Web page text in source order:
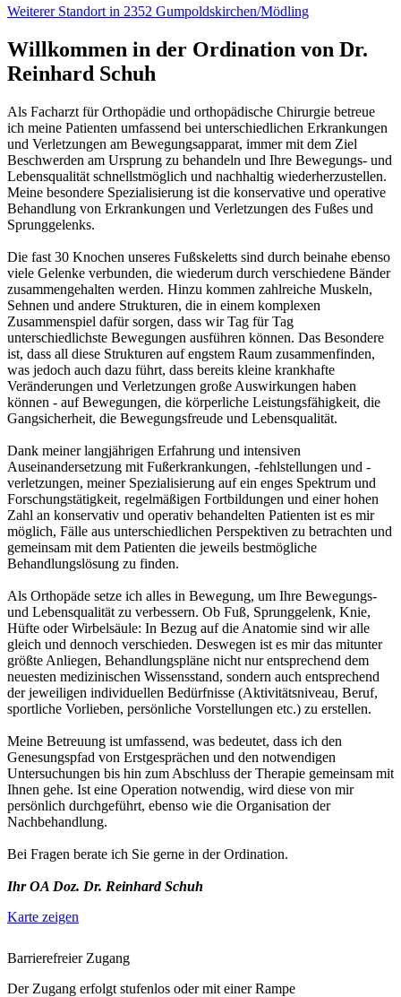
Weiterer Standort in 2352 Gumpoldskirchen/Mödling
Willkommen in der Ordination von Dr.
Reinhard Schuh
Als Facharzt für Orthopädie und orthopädische Chirurgie betreue
ich meine Patienten umfassend bei unterschiedlichen Erkrankungen
und Verletzungen am Bewegungsapparat, immer mit dem Ziel
Beschwerden am Ursprung zu behandeln und Ihre Bewegungs- und
Lebensqualität schnellstmöglich und nachhaltig wiederherzustellen.
Meine besondere Spezialisierung ist die konservative und operative
Behandlung von Erkrankungen und Verletzungen des Fußes und
Sprunggelenks.
Die fast 30 Knochen unseres Fußskeletts sind durch beinahe ebenso
viele Gelenke verbunden, die wiederum durch verschiedene Bänder
zusammengehalten werden. Hinzu kommen zahlreiche Muskeln,
Sehnen und andere Strukturen, die in einem komplexen
Zusammenspiel dafür sorgen, dass wir Tag für Tag
unterschiedlichste Bewegungen ausführen können. Das Besondere
ist, dass all diese Strukturen auf engstem Raum zusammenfinden,
was jedoch auch dazu führt, dass bereits kleine krankhafte
Veränderungen und Verletzungen große Auswirkungen haben
können - auf Bewegungen, die körperliche Leistungsfähigkeit, die
Gangsicherheit, die Bewegungsfreude und Lebensqualität.
Dank meiner langjährigen Erfahrung und intensiven
Auseinandersetzung mit Fußerkrankungen, -fehlstellungen und -
verletzungen, meiner Spezialisierung auf ein enges Spektrum und
Forschungstätigkeit, regelmäßigen Fortbildungen und einer hohen
Zahl an konservativ und operativ behandelten Patienten ist es mir
möglich, Fälle aus unterschiedlichen Perspektiven zu betrachten und
gemeinsam mit dem Patienten die jeweils bestmögliche
Behandlungslösung zu finden.
Als Orthopäde setze ich alles in Bewegung, um Ihre Bewegungs-
und Lebensqualität zu verbessern. Ob Fuß, Sprunggelenk, Knie,
Hüfte oder Wirbelsäule: In Bezug auf die Anatomie sind wir alle
gleich und dennoch verschieden. Deswegen ist es mir das mitunter
größte Anliegen, Behandlungspläne nicht nur entsprechend dem
neuesten medizinischen Wissensstand, sondern auch entsprechend
der jeweiligen individuellen Bedürfnisse (Aktivitätsniveau, Beruf,
sportliche Vorlieben, persönliche Vorstellungen etc.) zu erstellen.
Meine Betreuung ist umfassend, was bedeutet, dass ich den
Genesungspfad von Erstgesprächen und den notwendigen
Untersuchungen bis hin zum Abschluss der Therapie gemeinsam mit
Ihnen gehe. Ist eine Operation notwendig, wird diese von mir
persönlich durchgeführt, ebenso wie die Organisation der
Nachbehandlung.
Bei Fragen berate ich Sie gerne in der Ordination.
Ihr OA Doz. Dr. Reinhard Schuh
Karte zeigen
Barrierefreier Zugang
Der Zugang erfolgt stufenlos oder mit einer Rampe